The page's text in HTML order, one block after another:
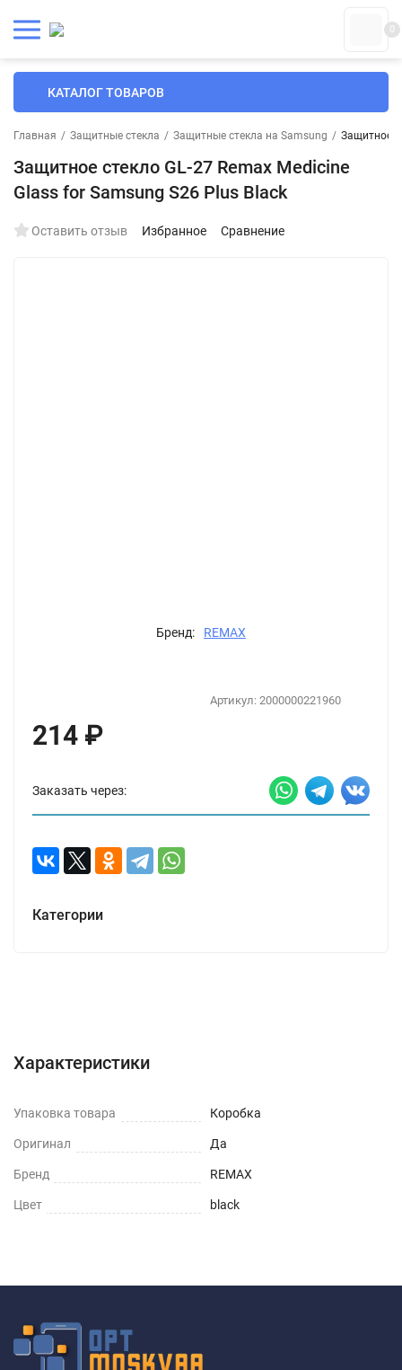
0
КАТАЛОГ ТОВАРОВ
Главная / Защитные стекла / Защитные стекла на Samsung / Защитное
Защитное стекло GL-27 Remax Medicine
Glass for Samsung S26 Plus Black
Оставить отзыв Избранное Сравнение
Бренд: REMAX
Артикул: 2000000221960
214 ₽
Заказать через:
Категории
Характеристики
Упаковка товара Коробка
Оригинал Да
Бренд REMAX
Цвет black